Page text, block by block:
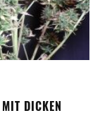
DICKEN